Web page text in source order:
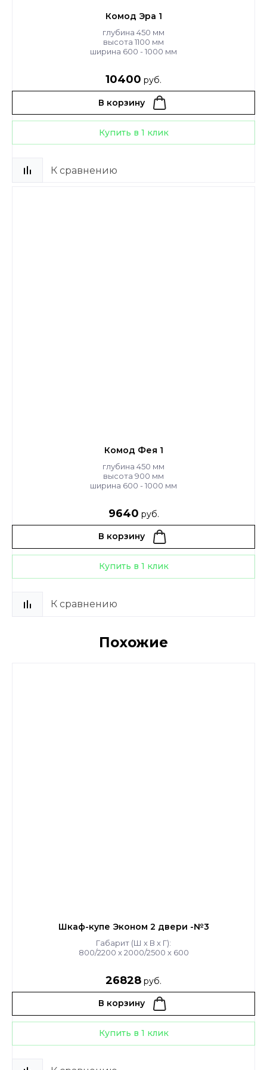
Комод Эра 1
глубина 450 мм
высота 1100 мм
ширина 600 - 1000 мм
10400 руб.
В корзину
Купить в 1 клик
К сравнению
Комод Фея 1
глубина 450 мм
высота 900 мм
ширина 600 - 1000 мм
9640 руб.
В корзину
Купить в 1 клик
К сравнению
Похожие
Шкаф-купе Эконом 2 двери -№3
Габарит (Ш х В х Г):
800/2200 х 2000/2500 х 600
26828 руб.
В корзину
Купить в 1 клик